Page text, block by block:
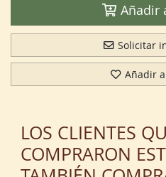
Añadir
Solicitar
Añadir
LOS CLIENTES
COMPRARON